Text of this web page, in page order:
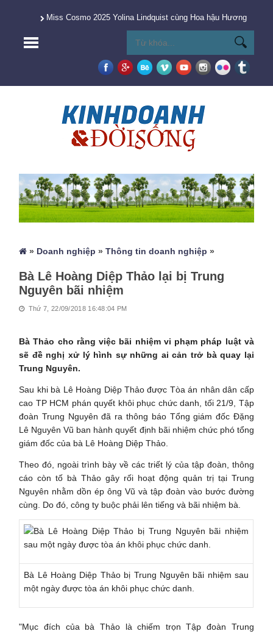
Miss Cosmo 2025 Yolina Lindquist cùng Hoa hậu Hương
» Doanh nghiệp »Thông tin doanh nghiệp »
Bà Lê Hoàng Diệp Thảo lại bị Trung
Nguyên bãi nhiệm
Thứ 7, 22/09/2018 16:48:04 PM
Bà Thảo cho rằng việc bãi nhiệm vi phạm pháp luật và
sẽ đề nghị xử lý hình sự những ai cản trở bà quay lại
Trung Nguyên.
Sau khi bà Lê Hoàng Diệp Thảo được Tòa án nhân dân cấp
cao TP HCM phán quyết khôi phục chức danh, tối 21/9, Tập
đoàn Trung Nguyên đã ra thông báo Tổng giám đốc Đặng
Lê Nguyên Vũ ban hành quyết định bãi nhiệm chức phó tổng
giám đốc của bà Lê Hoàng Diệp Thảo.
Theo đó, ngoài trình bày về các triết lý của tập đoàn, thông
cáo còn tố bà Thảo gây rối hoạt động quản trị tại Trung
Nguyên nhằm dồn ép ông Vũ và tập đoàn vào bước đường
cùng. Do đó, công ty buộc phải lên tiếng và bãi nhiệm bà.
Bà Lê Hoàng Diệp Thảo bị Trung Nguyên bãi nhiệm sau
một ngày được tòa án khôi phục chức danh.
"Mục đích của bà Thảo là chiếm trọn Tập đoàn Trung